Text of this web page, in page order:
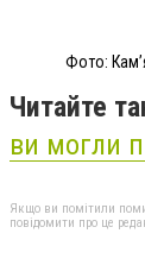
Фото:
Читайте
ви могли
Якщо ви помітили
повідомити про це